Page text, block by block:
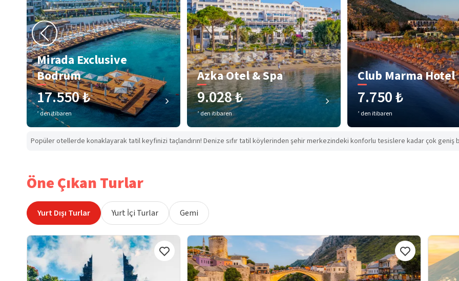
Mirada Exclusive
Bodrum
17.550 ₺
’ den itibaren
Azka Otel & Spa
9.028 ₺
’ den itibaren
Club Marma Hotel
7.750 ₺
’ den itibaren
Popüler otellerde konaklayarak tatil keyfinizi taçlandırın! Denize sıfır tatil köylerinden şehir merkezindeki konforlu tesislere kadar çok geniş
Öne Çıkan Turlar
Yurt Dışı Turlar Yurt İçi Turlar Gemi